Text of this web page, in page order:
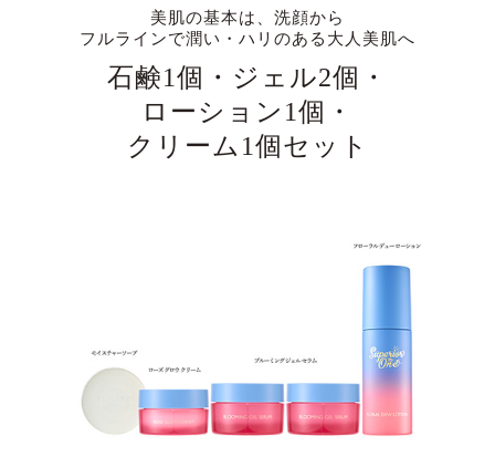
美肌の基本は、洗顔から
フルラインで潤い・ハリのある大人美肌へ
石鹸1個・ジェル2個・
ローション1個・
クリーム1個セット